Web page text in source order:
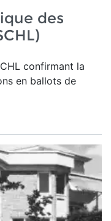
des
confirmant la
en ballots de